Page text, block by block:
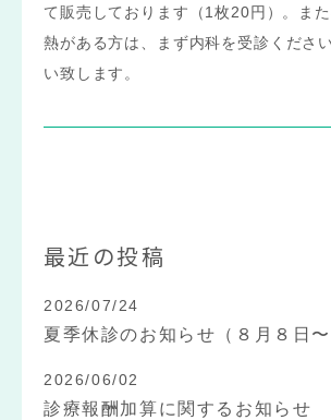
て販売しております（1枚20円）。ま
熱がある方は、まず内科を受診くださ
い致します。
最近の投稿
2026/07/24
夏季休診のお知らせ（８月８日〜
2026/06/02
診療報酬加算に関するお知らせ